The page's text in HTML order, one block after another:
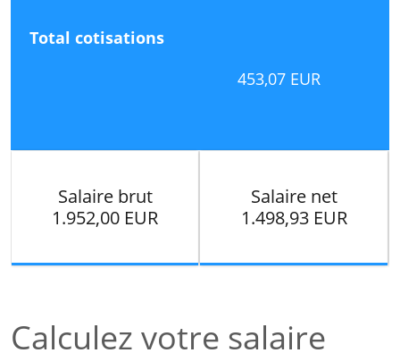
Total cotisations
453,07 EUR
Salaire brut
1.952,00 EUR
Salaire net
1.498,93 EUR
Calculez votre salaire